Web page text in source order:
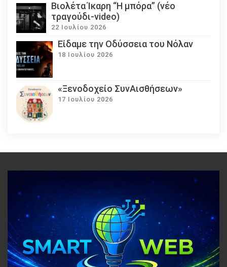
Βιολέτα Ίκαρη “Η μπόρα” (νέο
τραγούδι-video)
22 Ιουλίου 2026
Eίδαμε την Οδύσσεια του Νόλαν
18 Ιουλίου 2026
«Ξενοδοχείο ΣυνΑισθήσεων»
17 Ιουλίου 2026